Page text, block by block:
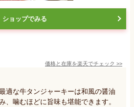
ショップでみる
価格と在庫を楽天でチェック >>
適な牛タンジャーキーは和風の醤油
、噛むほどに旨味も堪能できます。